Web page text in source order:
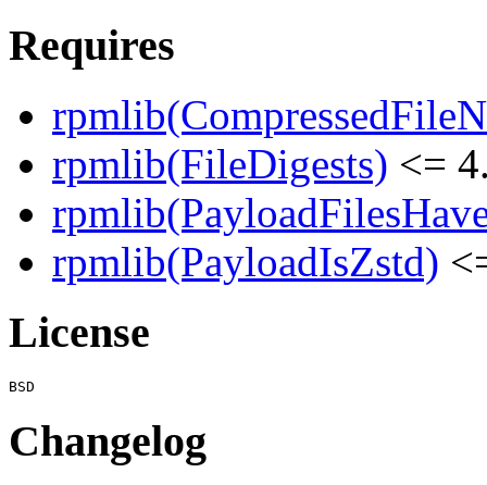
Requires
rpmlib(FileDigests) <=
rpmlib(PayloadIsZstd)
License
Changelog